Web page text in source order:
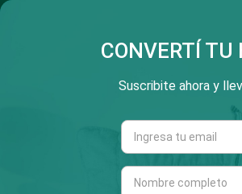
SALTAR
3
CUARTO / SÁBANAS
CONVERTÍ TU
Suscribite ahora y